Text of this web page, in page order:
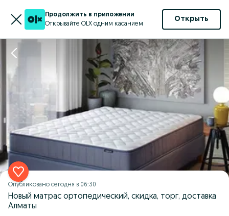
Продолжить в приложении
Открывайте OLX одним касанием
Открыть
Опубликовано сегодня в 06:30
Новый матрас ортопедический, скидка, торг, доставка
Алматы